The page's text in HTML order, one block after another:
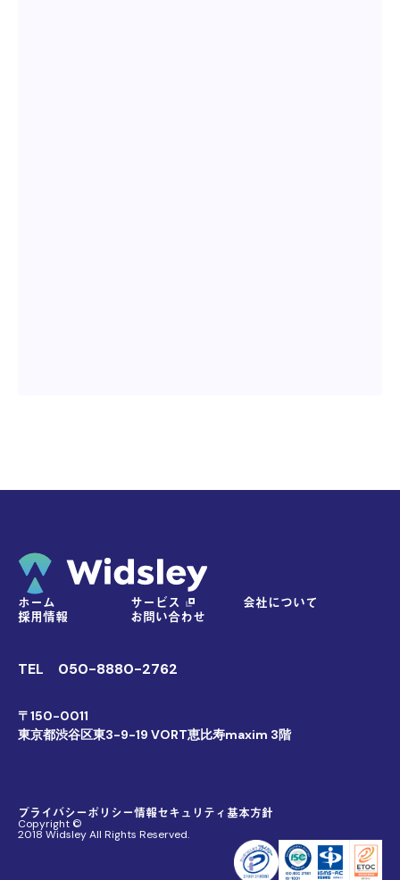
ホーム サービス
会社について
採用情報
お問い合わせ
TEL 050-8880-2762
〒150-0011
東京都渋谷区東3-9-19 VORT恵比寿maxim 3階
Copyright ©
2018 Widsley All Rights Reserved.
プライバシーポリシー情報セキュリティ基本方針